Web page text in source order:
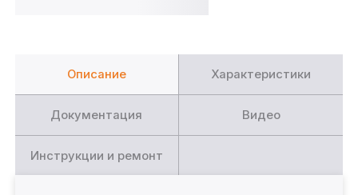
Описание Характеристики
Документация Видео
Инструкции и ремонт